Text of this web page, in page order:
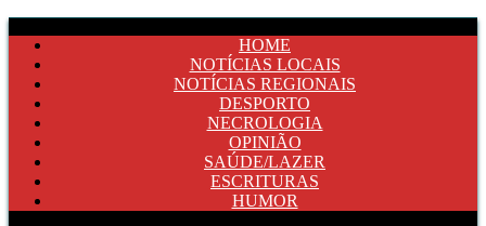
HOME
NOTÍCIAS LOCAIS
NOTÍCIAS REGIONAIS
DESPORTO
NECROLOGIA
OPINIÃO
SAÚDE/LAZER
ESCRITURAS
HUMOR